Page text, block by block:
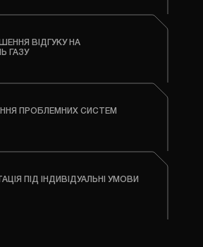
ВІДГУКУ НА
ГАЗУ
ПРОБЛЕМНИХ СИСТЕМ
ПІД ІНДИВІДУАЛЬНІ УМОВИ